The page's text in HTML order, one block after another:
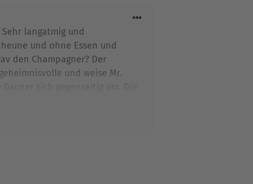
langatmig und
und ohne Essen und
den Champagner? Der
und weise Mr.
Schriftsteller. Zu Recht